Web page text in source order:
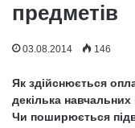
предметів
03.08.2014 146
Як здійснюється
декілька навчальних
Чи поширюється